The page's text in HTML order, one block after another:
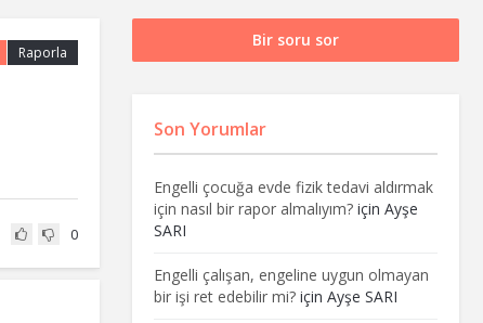
Raporla
0
Bir soru sor
Son Yorumlar
Engelli çocuğa evde fizik tedavi aldırmak
için nasıl bir rapor almalıyım?için Ayşe
SARI
Engelli çalışan, engeline uygun olmayan
bir işi ret edebilir mi?için Ayşe SARI